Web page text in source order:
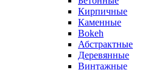
Кирпичные
Каменные
Bokeh
Абстрактные
Деревянные
Винтажные